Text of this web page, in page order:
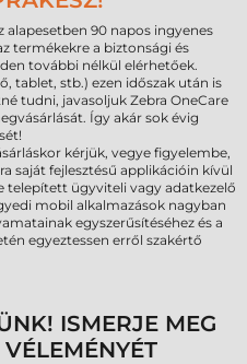
alapesetben 90 napos ingyenes
termékekre a biztonsági és
további nélkül elérhetőek.
tablet, stb.) ezen időszak után is
tudni, javasoljuk Zebra OneCare
Így akár sok évig
kérjük, vegye figyelembe,
saját fejlesztésű applikációin kívül
telepített ügyviteli vagy adatkezelő
mobil alkalmazások nagyban
egyszerűsítéséhez és a
egyeztessen erről szakértő
ISMERJE MEG